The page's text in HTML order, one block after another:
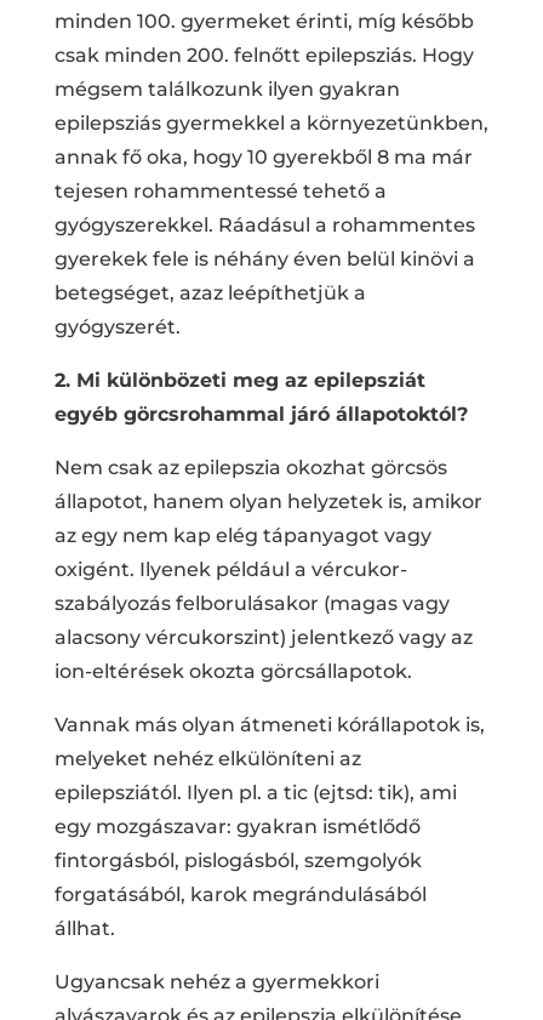
minden 100. gyermeket érinti, míg később
csak minden 200. felnőtt epilepsziás. Hogy
mégsem találkozunk ilyen gyakran
epilepsziás gyermekkel a környezetünkben,
annak fő oka, hogy 10 gyerekből 8 ma már
tejesen rohammentessé tehető a
gyógyszerekkel. Ráadásul a rohammentes
gyerekek fele is néhány éven belül kinövi a
betegséget, azaz leépíthetjük a
gyógyszerét.
2. Mi különbözeti meg az epilepsziát
egyéb görcsrohammal járó állapotoktól?
Nem csak az epilepszia okozhat görcsös
állapotot, hanem olyan helyzetek is, amikor
az egy nem kap elég tápanyagot vagy
oxigént. Ilyenek például a vércukor-
szabályozás felborulásakor (magas vagy
alacsony vércukorszint) jelentkező vagy az
ion-eltérések okozta görcsállapotok.
Vannak más olyan átmeneti kórállapotok is,
melyeket nehéz elkülöníteni az
epilepsziától. Ilyen pl. a tic (ejtsd: tik), ami
egy mozgászavar: gyakran ismétlődő
fintorgásból, pislogásból, szemgolyók
forgatásából, karok megrándulásából
állhat.
Ugyancsak nehéz a gyermekkori
alvászavarok és az epilepszia elkülönítése.